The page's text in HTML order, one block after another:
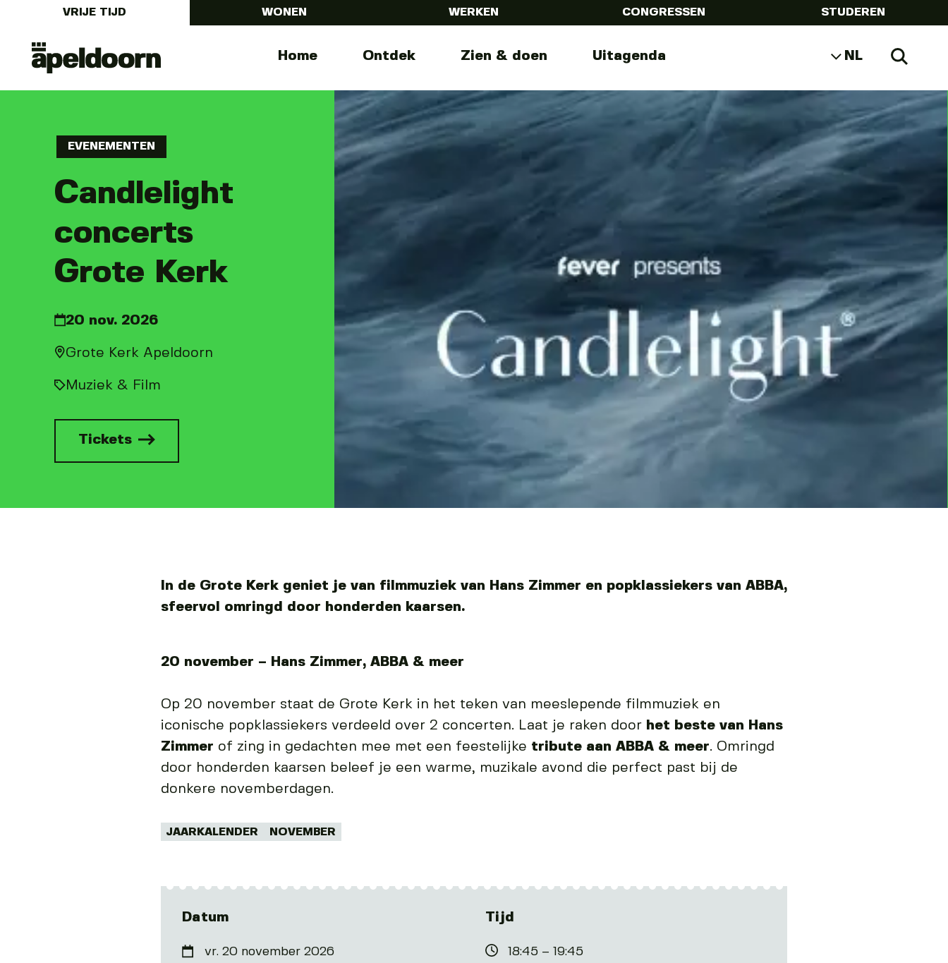
VRIJE TIJD WONEN WERKEN CONGRESSEN STUDEREN
Uit
Apeldoorn
MenuHome Ontdek Zien & doen Uitagenda NL
DE
EVENEMENTEN
Candlelight
concerts
Grote Kerk
20 nov. 2026
Grote Kerk Apeldoorn
Muziek & Film
Tickets
In de Grote Kerk geniet je van filmmuziek van Hans Zimmer en popklassiekers van ABBA,
sfeervol omringd door honderden kaarsen.
20 november – Hans Zimmer, ABBA & meer
Op 20 november staat de Grote Kerk in het teken van meeslepende filmmuziek en
iconische popklassiekers verdeeld over 2 concerten. Laat je raken door het beste van Hans
Zimmer of zing in gedachten mee met een feestelijke tribute aan ABBA & meer. Omringd
door honderden kaarsen beleef je een warme, muzikale avond die perfect past bij de
donkere novemberdagen.
Tags:
JAARKALENDER NOVEMBER
Datum
vr. 20 november 2026
Tijd
18:45 – 19:45